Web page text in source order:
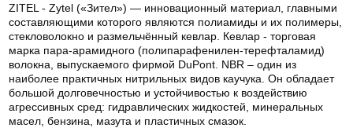
ZITEL - Zytel («Зител») — инновационный материал, главными
составляющими которого являются полиамиды и их полимеры,
стекловолокно и размельчённый кевлар. Кевлар - торговая
марка пара-арамидного (полипарафенилен-терефталамид)
волокна, выпускаемого фирмой DuPont. NBR – один из
наиболее практичных нитрильных видов каучука. Он обладает
большой долговечностью и устойчивостью к воздействию
агрессивных сред: гидравлических жидкостей, минеральных
масел, бензина, мазута и пластичных смазок.